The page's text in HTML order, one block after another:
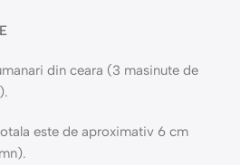
din ceara (3 masinute de
este de aproximativ 6 cm